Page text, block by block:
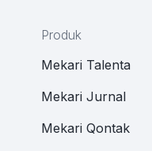
Produk
Mekari Talenta
Mekari Jurnal
Mekari Qontak